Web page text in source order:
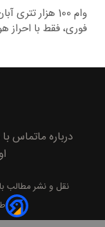
وام 100 هزار تتری
فوری، فقط با احراز
درباره ماتماس با
نقل و نشر مطالب